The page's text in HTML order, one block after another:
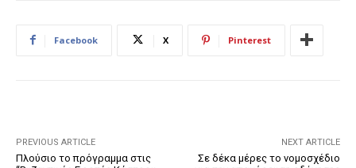
Facebook X Pinterest
PREVIOUS ARTICLE
Πλούσιο το πρόγραμμα στις
NEXT ARTICLE
Σε δέκα μέρες το νομοσχέδιο